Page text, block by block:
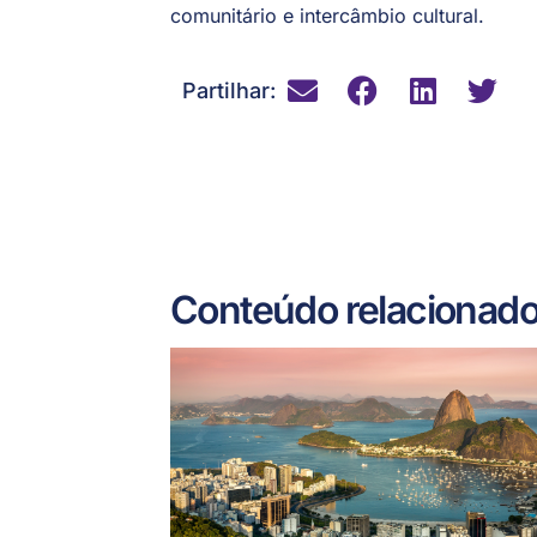
comunitário e intercâmbio cultural.
Partilhar:
Conteúdo